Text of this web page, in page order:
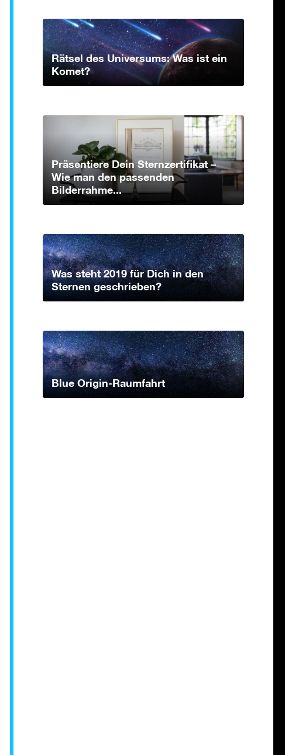
Rätsel des Universums: Was ist ein
Komet?
Präsentiere Dein Sternzertifikat –
Wie man den passenden
Bilderrahme...
Was steht 2019 für Dich in den
Sternen geschrieben?
Blue Origin-Raumfahrt